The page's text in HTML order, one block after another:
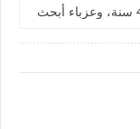
عمري 40 سنة، وعزباء أبحث